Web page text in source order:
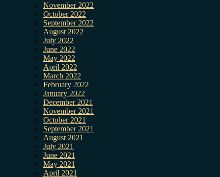
November 2022
October 2022
September 2022
August 2022
July 2022
June 2022
May 2022
April 2022
March 2022
February 2022
January 2022
December 2021
November 2021
October 2021
September 2021
August 2021
July 2021
June 2021
May 2021
April 2021